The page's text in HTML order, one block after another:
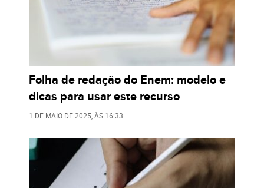
Folha de redação do Enem: modelo e
dicas para usar este recurso
1 DE MAIO DE 2025 , ÀS 16:33